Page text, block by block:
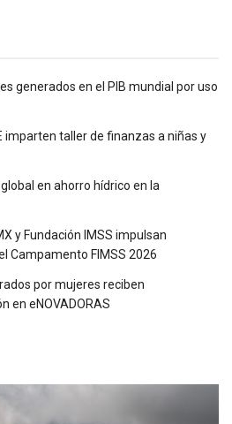
generados en el PIB mundial por uso
imparten taller de finanzas a niñas y
en ahorro hídrico en la
y Fundación IMSS impulsan
Campamento FIMSS 2026
por mujeres reciben
en eNOVADORAS